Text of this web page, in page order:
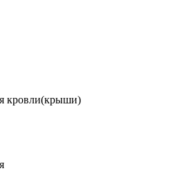
кровли(крыши)